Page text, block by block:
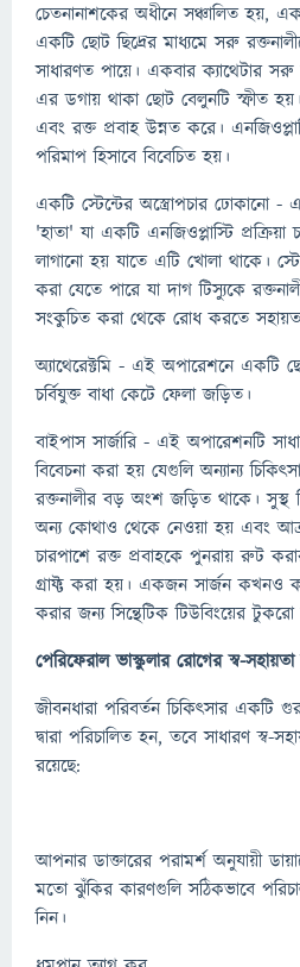
চেতনানাশকের অধীনে সঞ্চালিত হয়,
একটি ছোট ছিদ্রের মাধ্যমে সরু
সাধারণত পায়ে। একবার ক্যাথেটার সরু
এর ডগায় থাকা ছোট বেলুনটি স্ফীত
এবং রক্ত ​​​​প্রবাহ উন্নত করে।
পরিমাপ হিসাবে বিবেচিত হয়।
একটি স্টেন্টের অস্ত্রোপচার ঢোকানো
'হাতা' যা একটি এনজিওপ্লাস্টি
লাগানো হয় যাতে এটি খোলা থাকে।
করা যেতে পারে যা দাগ টিস্যুকে
সংকুচিত করা থেকে রোধ করতে
অ্যাথেরেক্টমি - এই অপারেশনে একটি
চর্বিযুক্ত বাধা কেটে ফেলা জড়িত।
বাইপাস সার্জারি - এই অপারেশনটি
বিবেচনা করা হয় যেগুলি অন্যান্য
রক্তনালীর বড় অংশ জড়িত থাকে। সুস্থ
অন্য কোথাও থেকে নেওয়া হয় এবং
চারপাশে রক্ত ​​প্রবাহকে পুনরায় রুট
গ্রাফ্ট করা হয়। একজন সার্জন কখনও
করার জন্য সিন্থেটিক টিউবিংয়ের
পেরিফেরাল ভাস্কুলার রোগের স্ব-সহায়তা
জীবনধারা পরিবর্তন চিকিত্সার একটি
দ্বারা পরিচালিত হন, তবে সাধারণ স্ব-
রয়েছে:
আপনার ডাক্তারের পরামর্শ অনুযায়ী
মতো ঝুঁকির কারণগুলি সঠিকভাবে
নিন।